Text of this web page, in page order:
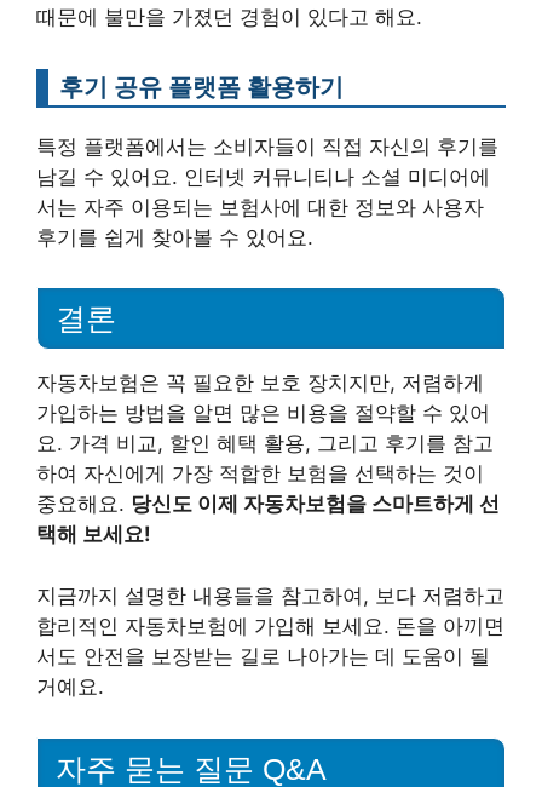
때문에 불만을 가졌던 경험이 있다고 해요.
후기 공유 플랫폼 활용하기
특정 플랫폼에서는 소비자들이 직접 자신의 후기를
남길 수 있어요. 인터넷 커뮤니티나 소셜 미디어에
서는 자주 이용되는 보험사에 대한 정보와 사용자
후기를 쉽게 찾아볼 수 있어요.
결론
자동차보험은 꼭 필요한 보호 장치지만, 저렴하게
가입하는 방법을 알면 많은 비용을 절약할 수 있어
요. 가격 비교, 할인 혜택 활용, 그리고 후기를 참고
하여 자신에게 가장 적합한 보험을 선택하는 것이
중요해요. 당신도 이제 자동차보험을 스마트하게 선
택해 보세요!
지금까지 설명한 내용들을 참고하여, 보다 저렴하고
합리적인 자동차보험에 가입해 보세요. 돈을 아끼면
서도 안전을 보장받는 길로 나아가는 데 도움이 될
거예요.
자주 묻는 질문 Q&A